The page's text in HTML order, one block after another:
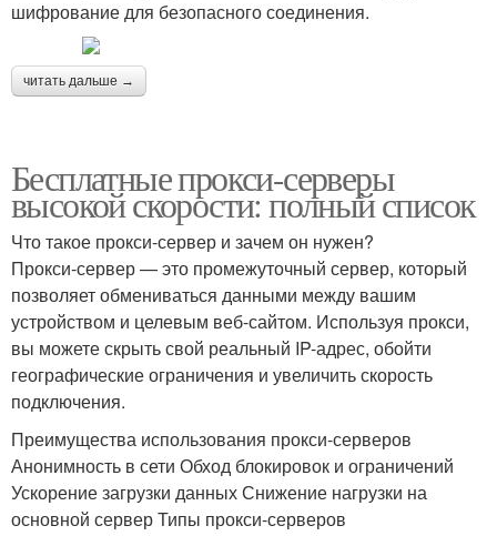
шифрование для безопасного соединения.
читать дальше →
Бесплатные прокси-серверы
высокой скорости: полный список
Что такое прокси-сервер и зачем он нужен?
Прокси-сервер — это промежуточный сервер, который
позволяет обмениваться данными между вашим
устройством и целевым веб-сайтом. Используя прокси,
вы можете скрыть свой реальный IP-адрес, обойти
географические ограничения и увеличить скорость
подключения.
Преимущества использования прокси-серверов
Анонимность в сети Обход блокировок и ограничений
Ускорение загрузки данных Снижение нагрузки на
основной сервер Типы прокси-серверов